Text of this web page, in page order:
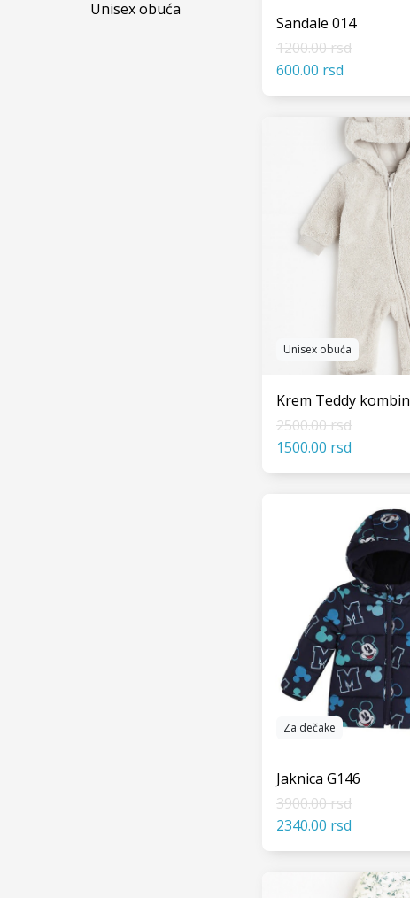
Štikle i baletanke
Čizme
Unisex obuća
VIDI
Sandale 014
1200.00 rsd
600.00 rsd
VIDI JOŠ
Unisex obuća
Krem Teddy
2500.00 rsd
1500.00 rsd
VIDI
Za dečake
Jaknica G146
3900.00 rsd
2340.00 rsd